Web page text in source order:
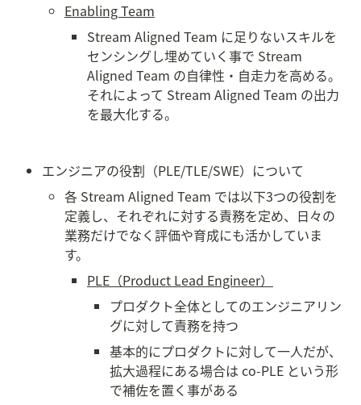
Enabling Team
Stream Aligned Team に足りないスキルを
センシングし埋めていく事で Stream
Aligned Team の自律性・自走力を高める。
それによって Stream Aligned Team の出力
を最大化する。
エンジニアの役割（PLE/TLE/SWE）について
各 Stream Aligned Team では以下3つの役割を
定義し、それぞれに対する責務を定め、日々の
業務だけでなく評価や育成にも活かしていま
す。
PLE（Product Lead Engineer）
プロダクト全体としてのエンジニアリン
グに対して責務を持つ
基本的にプロダクトに対して一人だが、
拡大過程にある場合は co-PLE という形
で補佐を置く事がある